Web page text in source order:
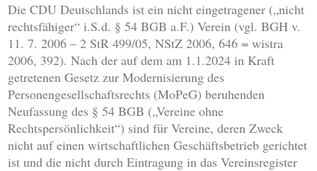
Die CDU Deutschlands ist ein nicht eingetragener („nicht
rechtsfähiger“ i.S.d. § 54 BGB a.F.) Verein (vgl. BGH v.
11. 7. 2006 – 2 StR 499/05, NStZ 2006, 646 = wistra
2006, 392). Nach der auf dem am 1.1.2024 in Kraft
getretenen Gesetz zur Modernisierung des
Personengesellschaftsrechts (MoPeG) beruhenden
Neufassung des § 54 BGB („Vereine ohne
Rechtspersönlichkeit“) sind für Vereine, deren Zweck
nicht auf einen wirtschaftlichen Geschäftsbetrieb gerichtet
ist und die nicht durch Eintragung in das Vereinsregister